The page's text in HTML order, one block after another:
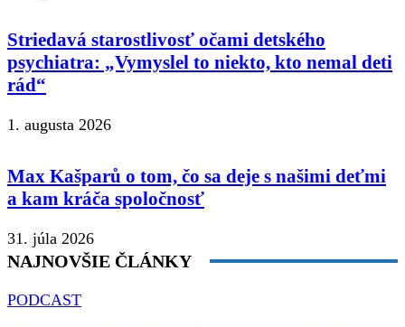
Striedavá starostlivosť očami detského
psychiatra: „Vymyslel to niekto, kto nemal deti
rád“
1. augusta 2026
Max Kašparů o tom, čo sa deje s našimi deťmi
a kam kráča spoločnosť
31. júla 2026
NAJNOVŠIE ČLÁNKY
PODCAST